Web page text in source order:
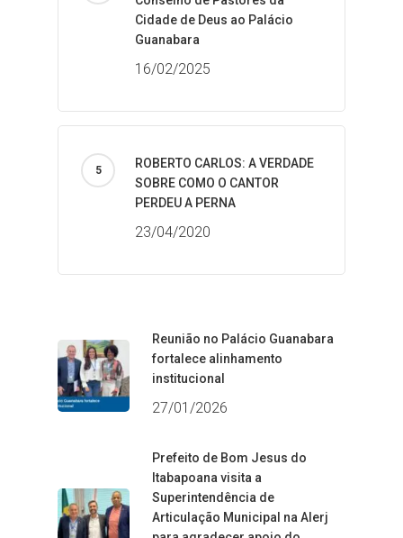
Cidade de Deus ao Palácio
Guanabara
16/02/2025
ROBERTO CARLOS: A VERDADE
SOBRE COMO O CANTOR
PERDEU A PERNA
23/04/2020
Reunião no Palácio Guanabara
fortalece alinhamento
institucional
27/01/2026
Prefeito de Bom Jesus do
Itabapoana visita a
Superintendência de
Articulação Municipal na Alerj